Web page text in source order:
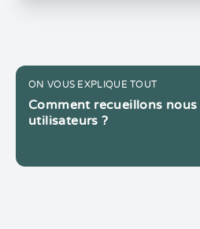
ON VOUS EXPLIQUE TOUT
Comment recueillons
utilisateurs ?